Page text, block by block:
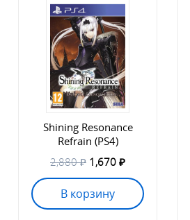
Shining Resonance
Refrain (PS4)
2,880 ₽ 1,670 ₽
В корзину